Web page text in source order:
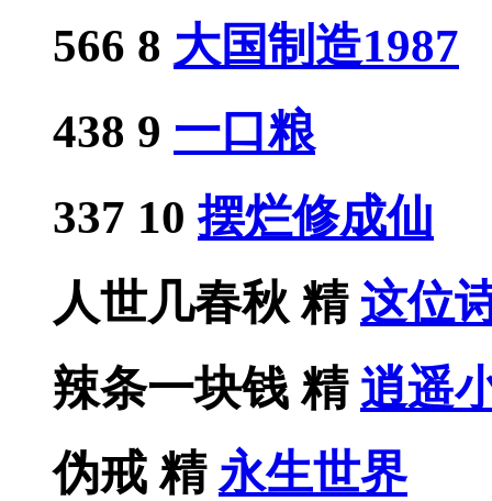
566 8 大国制造1987
438 9 一口粮
337 10 摆烂修成仙
人世几春秋精 这位
辣条一块钱精 逍遥
伪戒精 永生世界